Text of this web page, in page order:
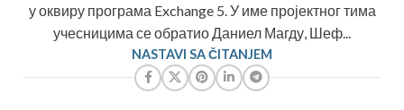
у оквиру програма Exchange 5. У име пројектног тима
учесницима се обратио Даниел Магду, Шеф...
NASTAVI SA ČITANJEM